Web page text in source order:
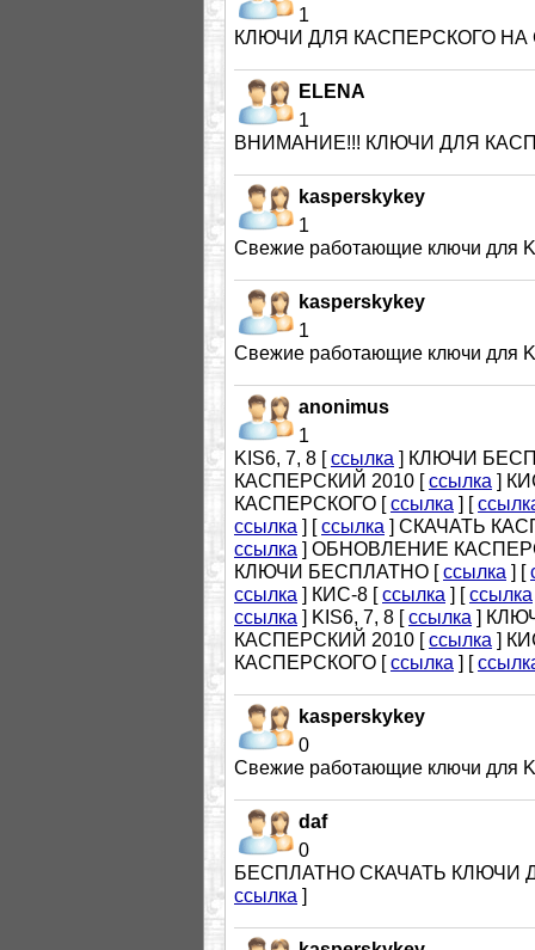
1
КЛЮЧИ ДЛЯ КАСПЕРСКОГО НА
ELENA
1
ВНИМАНИЕ!!! КЛЮЧИ ДЛЯ
kasperskykey
1
Cвежие работающие ключи для
kasperskykey
1
Cвежие работающие ключи для
anonimus
1
KIS6, 7, 8 [ссылка ] КЛЮЧИ
КАСПЕРСКИЙ 2010 [ссылка ]
КАСПЕРСКОГО [ссылка ] [
ссылка ] [ссылка ] СКАЧАТЬ
ссылка ] ОБНОВЛЕНИЕ
КЛЮЧИ БЕСПЛАТНО [ссылка ] [
ссылка ] КИС-8 [ссылка ] [ссылка
ссылка ] KIS6, 7, 8 [ссылка ]
КАСПЕРСКИЙ 2010 [ссылка ]
КАСПЕРСКОГО [ссылка ] [
kasperskykey
0
Cвежие работающие ключи для
daf
0
БЕСПЛАТНО СКАЧАТЬ КЛЮЧИ
ссылка ]